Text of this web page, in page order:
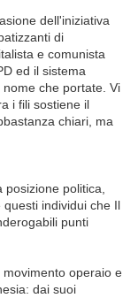
dell'iniziativa
di
e comunista
ed il sistema
che portate. Vi
i fili sostiene il
chiari, ma
politica,
individui che Il
punti
operaio e
dai suoi